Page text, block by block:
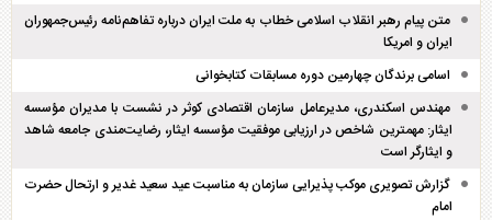
متن پیام رهبر انقلاب اسلامی خطاب به ملت ایران درباره تفاهم‌نامه رئیس‌جمهوران
ایران و امریکا
اسامی برندگان چهارمین دوره مسابقات کتابخوانی
مهندس اسکندری، مدیرعامل سازمان اقتصادی کوثر در نشست با مدیران مؤسسه
ایثار: مهمترین شاخص در ارزیابی موفقیت مؤسسه ایثار، رضایت‌مندی جامعه شاهد
و ایثارگر است
گزارش تصویری موکب پذیرایی سازمان به مناسبت عید سعید غدیر و ارتحال حضرت
امام